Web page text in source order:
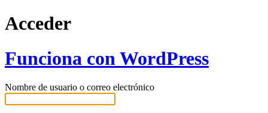
Acceder
Funciona con WordPress
Nombre de usuario o correo electrónico